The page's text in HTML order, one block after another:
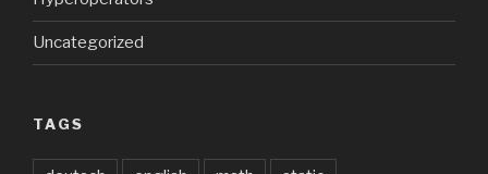
Uncategorized
TAGS